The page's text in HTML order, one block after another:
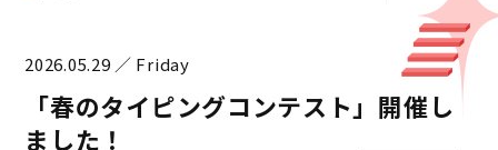
2026.05.29 ／ Friday
「春のタイピングコンテスト」開催し
ました！